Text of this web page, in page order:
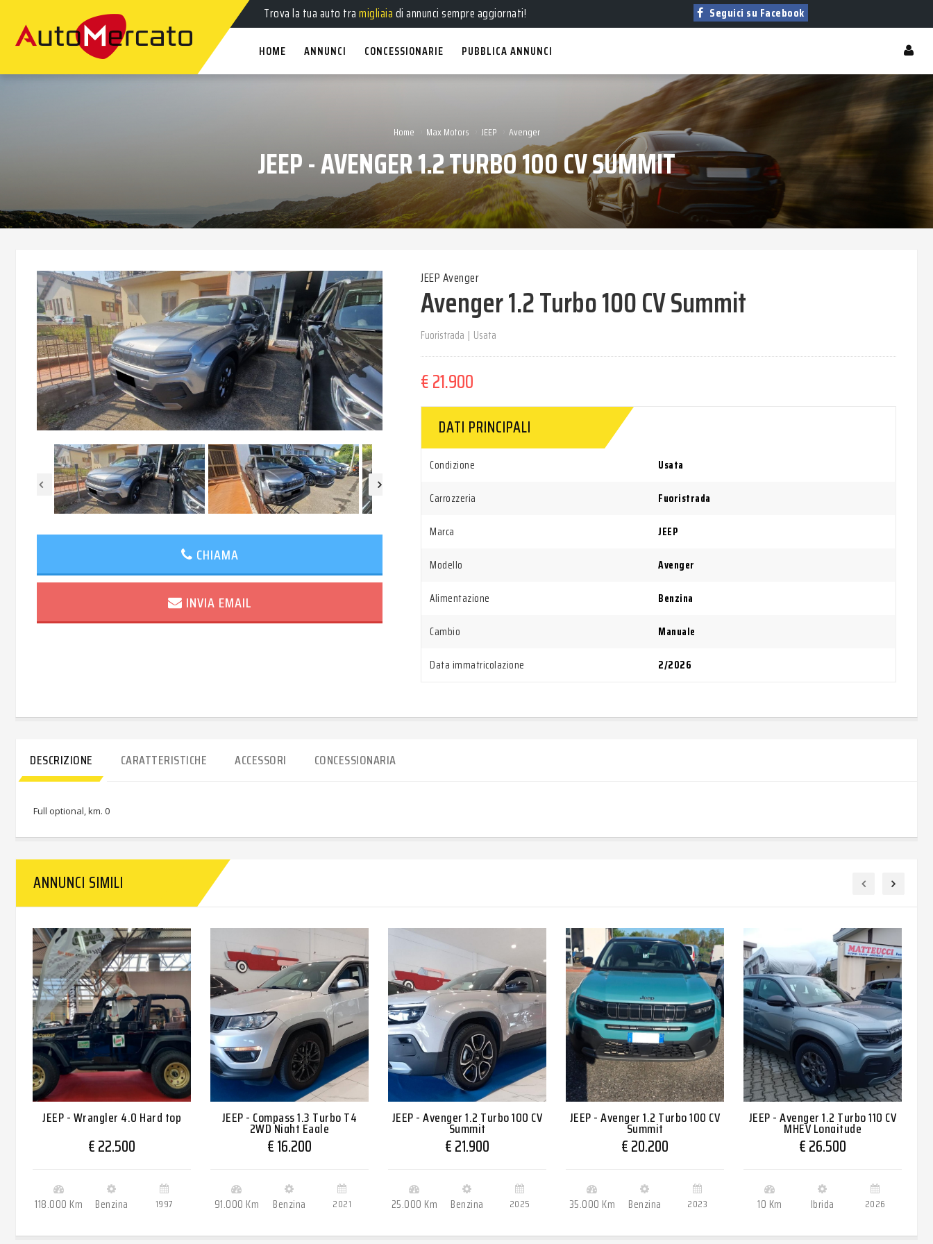
Autonuove,usate, akm 0eaziendaliin vendita!
Trova la tua auto tramigliaiadi annunci sempre aggiornati!
Seguici su Facebook
HOME ANNUNCI CONCESSIONARIE PUBBLICA ANNUNCI
Home Max Motors JEEP Avenger
JEEP - AVENGER 1.2 TURBO 100 CV SUMMIT
CHIAMA
INVIA EMAIL
JEEP Avenger
Avenger 1.2 Turbo 100 CV Summit
Fuoristrada | Usata
€ 21.900
DATI PRINCIPALI
Condizione
Usata
Carrozzeria
Fuoristrada
Marca
JEEP
Modello
Avenger
Alimentazione
Benzina
Cambio
Manuale
Data immatricolazione
2/2026
DESCRIZIONE CARATTERISTICHE ACCESSORI CONCESSIONARIA
Full optional, km. 0
ANNUNCI SIMILI
JEEP - Wrangler 4.0 Hard top
€ 22.500
118.000 Km Benzina 1997
JEEP - Compass 1.3 Turbo T4
2WD Night Eagle
€ 16.200
91.000 Km Benzina 2021
JEEP - Avenger 1.2 Turbo 100 CV
Summit
€ 21.900
25.000 Km Benzina 2025
JEEP - Avenger 1.2 Turbo 100 CV
Summit
€ 20.200
35.000 Km Benzina 2023
JEEP - Avenger 1.2 Turbo 110 CV
MHEV Longitude
€ 26.500
10 Km Ibrida 2026